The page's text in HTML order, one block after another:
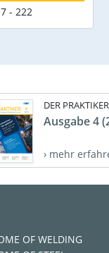
- 222
DER PRAKTIKER
Ausgabe 4
› mehr
OF WELDING